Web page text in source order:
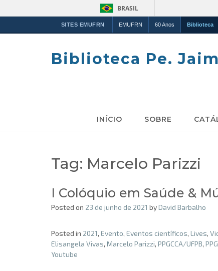
BRASIL
SITES EMUFRN EMUFRN 60 Anos Biblioteca
Biblioteca Pe.
INÍCIO SOBRE
Tag: Marcelo Parizzi
I Colóquio em Saúde &
Posted on 23 de junho de 2021 byDavid Barbalho
Posted in 2021, Evento, Eventos científicos, Lives,
Elisangela Vivas, Marcelo Parizzi, PPGCCA/UFPB,
Youtube